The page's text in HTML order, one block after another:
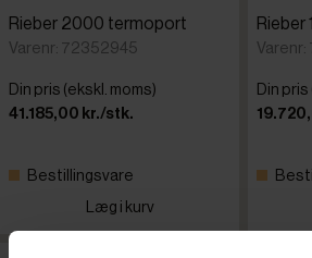
Rieber 2000 termoport
Varenr: 72352945
Din pris (ekskl. moms)
41.185,00 kr./stk.
Bestillingsvare
Læg i kurv
Rieber
Din pris